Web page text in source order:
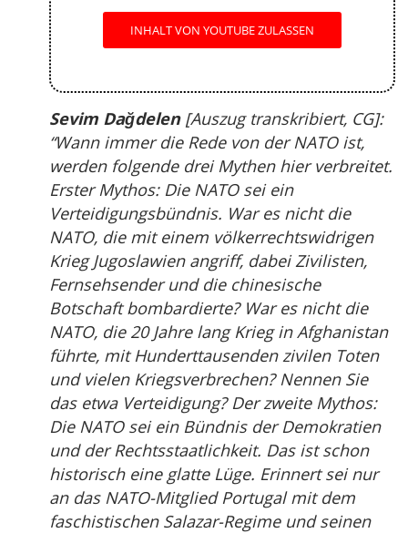
INHALT VON YOUTUBE ZULASSEN
Sevim Dağdelen[Auszug transkribiert, CG]:
“Wann immer die Rede von der NATO ist,
werden folgende drei Mythen hier verbreitet.
Erster Mythos: Die NATO sei ein
Verteidigungsbündnis. War es nicht die
NATO, die mit einem völkerrechtswidrigen
Krieg Jugoslawien angriff, dabei Zivilisten,
Fernsehsender und die chinesische
Botschaft bombardierte? War es nicht die
NATO, die 20 Jahre lang Krieg in Afghanistan
führte, mit Hunderttausenden zivilen Toten
und vielen Kriegsverbrechen? Nennen Sie
das etwa Verteidigung? Der zweite Mythos:
Die NATO sei ein Bündnis der Demokratien
und der Rechtsstaatlichkeit. Das ist schon
historisch eine glatte Lüge. Erinnert sei nur
an das NATO-Mitglied Portugal mit dem
faschistischen Salazar-Regime und seinen